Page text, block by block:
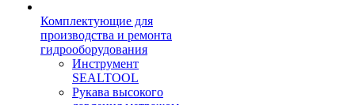
Комплектующие для
производства и ремонта
гидрооборудования
Инструмент
SEALTOOL
Рукава высокого